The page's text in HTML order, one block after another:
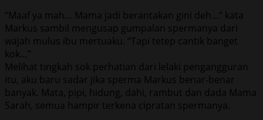
“Maaf ya mah… Mama jadi berantakan gini deh…” kata
Markus sambil mengusap gumpalan spermanya dari
wajah mulus ibu mertuaku. “Tapi tetep cantik banget
kok…”
Melihat tingkah sok perhatian dari lelaki pengangguran
itu, aku baru sadar jika sperma Markus benar-benar
banyak. Mata, pipi, hidung, dahi, rambut dan dada Mama
Sarah, semua hampir terkena cipratan spermanya.